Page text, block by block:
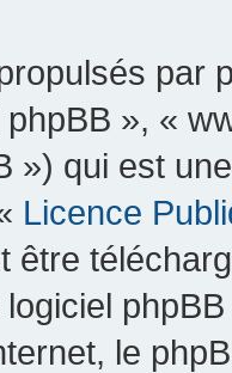
par
», «
») qui est
Licence
être
logiciel
le